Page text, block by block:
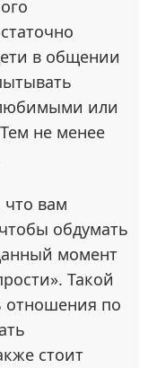
в общении
или
не менее
вам
обдумать
момент
Такой
отношения по
стоит